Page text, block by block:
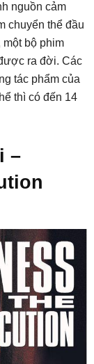
nguồn cảm
chuyển thể đầu
một bộ phim
ra đời. Các
tác phẩm của
thì có đến 14
–